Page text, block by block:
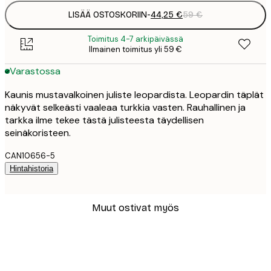
LISÄÄ OSTOSKORIIN-44,25 €59 €
Toimitus 4-7 arkipäivässä
Ilmainen toimitus yli 59 €
Varastossa
Kaunis mustavalkoinen juliste leopardista. Leopardin täplät
näkyvät selkeästi vaaleaa turkkia vasten. Rauhallinen ja
tarkka ilme tekee tästä julisteesta täydellisen
seinäkoristeen.
CAN10656-5
Hintahistoria
Muut ostivat myös